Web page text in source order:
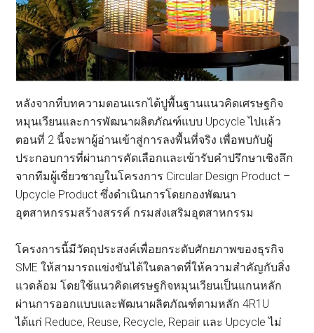
หลังจากที่บทความตอนแรกได้ปูพื้นฐานแนวคิดเศรษฐกิจ
หมุนเวียนและการพัฒนาผลิตภัณฑ์แบบ Upcycle ไปแล้ว
ตอนที่ 2 นี้จะพาผู้อ่านเข้าสู่การลงพื้นที่จริง เพื่อพบกับผู้
ประกอบการที่ผ่านการคัดเลือกและเข้ารับคำปรึกษาเชิงลึก
จากทีมผู้เชี่ยวชาญในโครงการ Circular Design Product –
Upcycle Product ซึ่งดำเนินการโดยกองพัฒนา
อุตสาหกรรมสร้างสรรค์ กรมส่งเสริมอุตสาหกรรม
โครงการนี้มีวัตถุประสงค์เพื่อยกระดับศักยภาพของธุรกิจ
SME ให้สามารถแข่งขันได้ในตลาดที่ให้ความสำคัญกับสิ่ง
แวดล้อม โดยใช้แนวคิดเศรษฐกิจหมุนเวียนเป็นแกนหลัก
ผ่านการออกแบบและพัฒนาผลิตภัณฑ์ตามหลัก 4R1U
ได้แก่ Reduce, Reuse, Recycle, Repair และ Upcycle ไม่